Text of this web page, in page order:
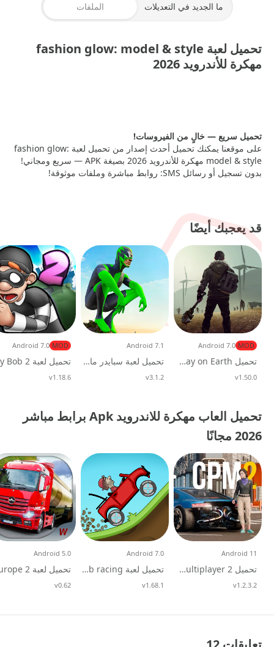
ما الجديد في التعديلات الملفات
تحميل لعبة fashion glow: model & style
مهكرة للأندرويد 2026
تحميل سريع — خالٍ من الفيروسات!
على موقعنا يمكنك تحميل أحدث إصدار من تحميل لعبة fashion glow:
model & style مهكرة للأندرويد 2026 بصيغة APK — سريع ومجاني!
بدون تسجيل أو رسائل SMS: روابط مباشرة وملفات موثوقة!
قد يعجبك أيضًا
تحميل Last Day on Earth مهكرة 2026 للاندرويد
MOD
Android 7.0
v1.50.0
تحميل لعبة سبايدر مان الاخضر Rope Frog Ninja Hero مهكرة للاندرويد
Android 7.1
v3.1.2
MOD
Android 7.0
v1.18.6
تحميل العاب مهكرة للاندرويد Apk برابط مباشر
2026 مجانًا
تحميل Car Parking Multiplayer 2 مهكرة mod apk للاندرويد
Android 11
v1.2.3.2
تحميل لعبة hill climb racing مهكرة 2026
Android 7.0
v1.68.1
Android 5.0
v0.62